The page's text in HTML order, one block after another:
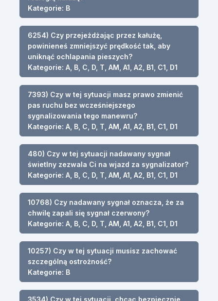
Kategorie: B
6254) Czy przejeżdżając przez kałużę,
powinieneś zmniejszyć prędkość tak, aby
uniknąć ochlapania pieszych?
Kategorie: A, B, C, D, T, AM, A1, A2, B1, C1, D1
7393) Czy w tej sytuacji masz prawo zmienić
pas ruchu bez wcześniejszego
sygnalizowania tego manewru?
Kategorie: A, B, C, D, T, AM, A1, A2, B1, C1, D1
480) Czy w tej sytuacji nadawany sygnał
świetlny zezwala Ci na wjazd za sygnalizator?
Kategorie: A, B, C, D, T, AM, A1, A2, B1, C1, D1
10768) Czy nadawany sygnał oznacza, że za
chwilę zapali się sygnał czerwony?
Kategorie: A, B, C, D, T, AM, A1, A2, B1, C1, D1
10257) Czy w tej sytuacji musisz zachować
szczególną ostrożność?
Kategorie: B
3534) Czy w tej sytuacji, chcąc bezpiecznie